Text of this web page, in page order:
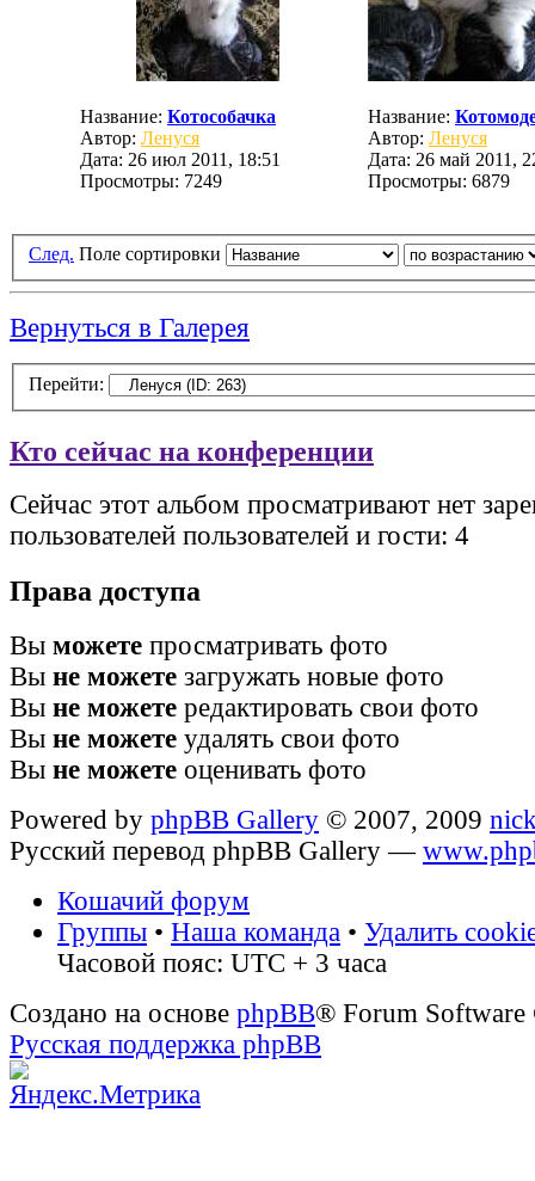
Название: Котособачка
Автор: Ленуся
Дата: 26 июл 2011, 18:51
Просмотры: 7249
Название:
Автор: Ленуся
Дата: 26 май 2011,
Просмотры: 6879
След. Поле сортировки
Вернуться в Галерея
Перейти:
Кто сейчас на конференции
Сейчас этот альбом просматривают нет
пользователей пользователей и гости: 4
Права доступа
Вы можете просматривать фото
Вы не можете загружать новые фото
Вы не можете редактировать свои фото
Вы не можете удалять свои фото
Вы не можете оценивать фото
Powered by phpBB Gallery © 2007, 2009
Русский перевод phpBB Gallery —
Кошачий форум
Группы • Наша команда • Удалить
Часовой пояс: UTC + 3 часа
Создано на основе phpBB® Forum
Русская поддержка phpBB